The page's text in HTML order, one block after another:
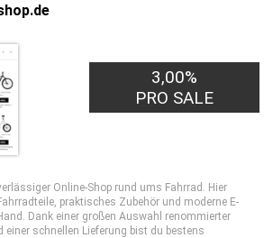
3,00%
PRO SALE
Online-Shop rund ums Fahrrad. Hier
praktisches Zubehör und moderne E-
Dank einer großen Auswahl renommierter
einer schnellen Lieferung bist du bestens